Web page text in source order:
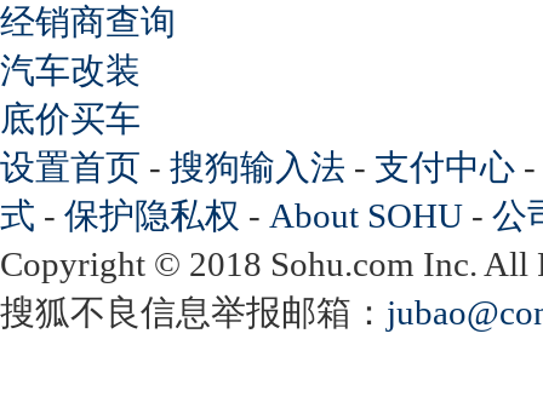
经销商查询
汽车改装
底价买车
设置首页 - 搜狗输入法 - 支付中心 -
式 - 保护隐私权 - About SOHU - 公
Copyright © 2018 Sohu.com Inc.
搜狐不良信息举报邮箱：